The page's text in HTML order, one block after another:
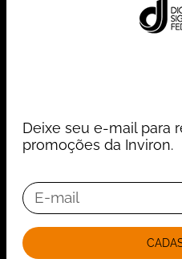
Deixe seu e-mail para
promoções da Inviron.